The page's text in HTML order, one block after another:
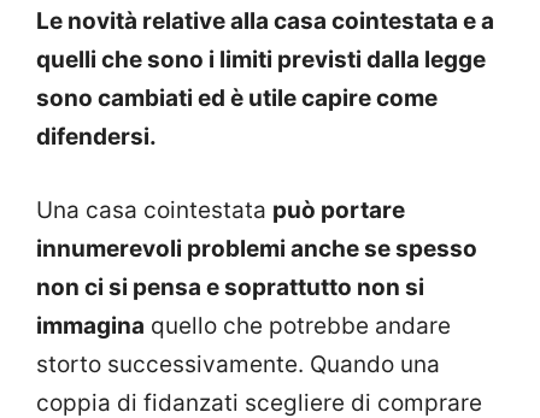
Le novità relative alla casa cointestata e a
quelli che sono i limiti previsti dalla legge
sono cambiati ed è utile capire come
difendersi.
Una casa cointestata può portare
innumerevoli problemi anche se spesso
non ci si pensa e soprattutto non si
immagina quello che potrebbe andare
storto successivamente. Quando una
coppia di fidanzati scegliere di comprare